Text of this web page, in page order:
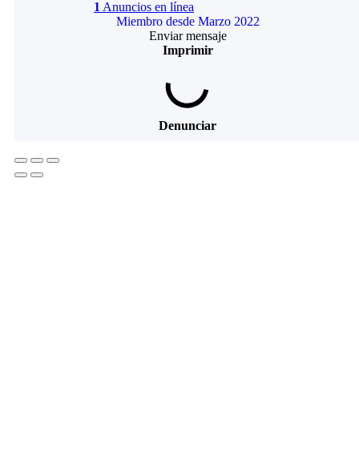
1 Anuncios en línea
Miembro desde Marzo 2022
Enviar mensaje
Imprimir
Denunciar